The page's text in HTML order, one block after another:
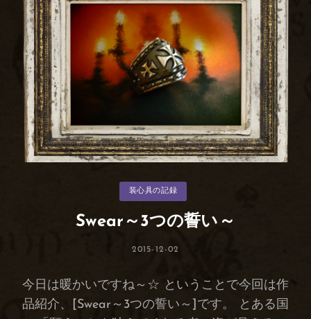
ス
ル
の
魔
法
～
ー
装心具の記録
Swear～3つの誓い～
投
2015-12-02
今日は暖かいですね～☆ ということで今回は作
品紹介、[Swear～3つの誓い～]です。 とある国